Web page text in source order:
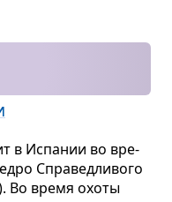
в Испа­нии во вре­
Спра­вед­ли­вого
Во время охоты